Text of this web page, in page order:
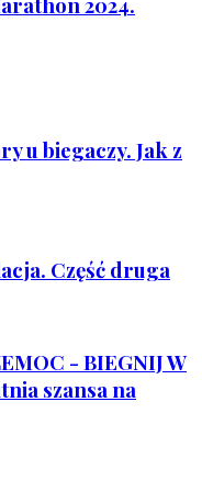
u biegaczy. Jak z
Część druga
- BIEGNIJ W
szansa na